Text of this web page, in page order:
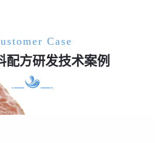
Case
配方研发技术案例